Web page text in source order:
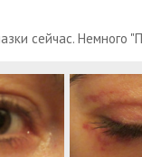
сейчас. Немного